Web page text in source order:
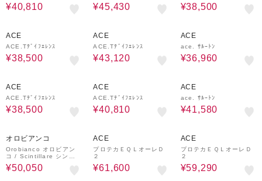
¥40,810 ¥45,430 ¥38,500
ACE
ACE.Tﾃﾞｲﾌｴﾚﾝｽ
¥38,500
ACE
ACE.Tﾃﾞｲﾌｴﾚﾝｽ
¥43,120
ACE
ace. ｻﾙｰﾄﾝ
¥36,960
ACE
ACE.Tﾃﾞｲﾌｴﾚﾝｽ
¥38,500
ACE
ACE.Tﾃﾞｲﾌｴﾚﾝｽ
¥40,810
ACE
ace. ｻﾙｰﾄﾝ
¥41,580
オロビアンコ
Orobianco オロビアン
コ / Scintillare シンテ
ィラーレ / スーツケース
Mサイズ キャスタースト
¥50,050
ACE
プロテカＥＱＬオーレＤ
２
¥61,600
ACE
プロテカＥＱＬオーレＤ
２
¥59,290